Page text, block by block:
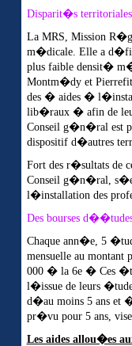
Disparit�s
La MRS, Mission
m�dicale. Elle a
plus faible densit�
Montm�dy et
des � aides �
lib�raux � afin de
Conseil g�n�ral est
dispositif d�autres
Fort des r�sultats de
Conseil g�n�ral,
l�installation des
Des bourses
Chaque ann�e, 5
mensuelle au
000 � la 6e � Ces
l�issue de leurs
d�au moins 5 ans et
pr�vu pour 5 ans,
Les aides allou�es